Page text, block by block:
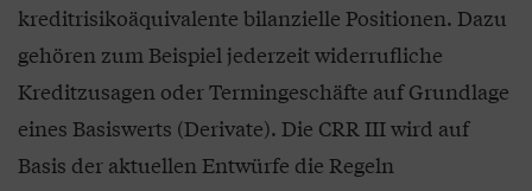
kreditrisikoäquivalente bilanzielle Positionen. Dazu
gehören zum Beispiel jederzeit widerrufliche
Kreditzusagen oder Termingeschäfte auf Grundlage
eines Basiswerts (Derivate). Die CRR III wird auf
Basis der aktuellen Entwürfe die Regeln